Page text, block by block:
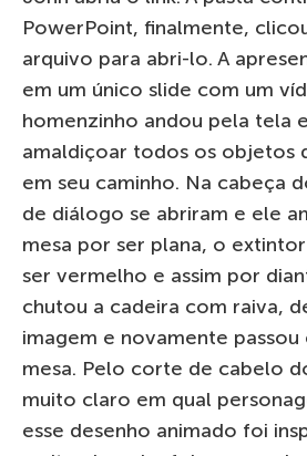
PowerPoint, finalmente,
arquivo para abri-lo. A
em um único slide com um
homenzinho andou pela tela
amaldiçoar todos os objetos
em seu caminho. Na cabeça
de diálogo se abriram e ele
mesa por ser plana, o
ser vermelho e assim por
chutou a cadeira com raiva,
imagem e novamente
mesa. Pelo corte de cabelo
muito claro em qual
esse desenho animado foi